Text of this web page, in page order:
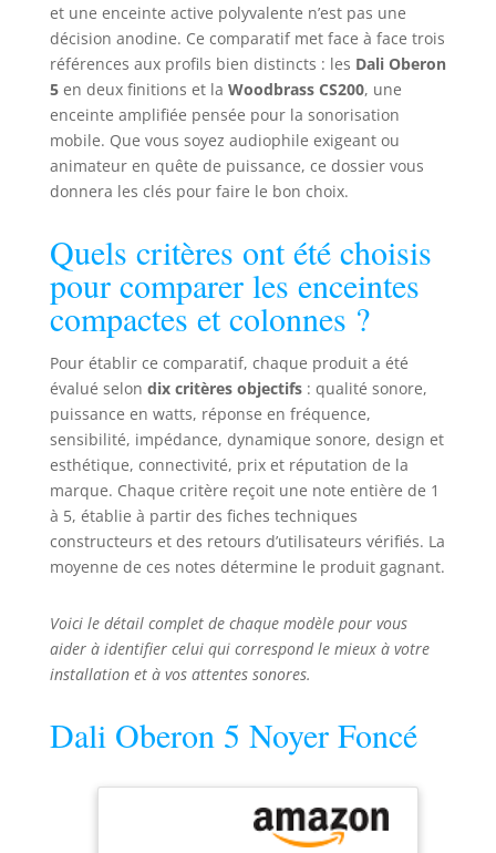
et une enceinte active polyvalente n’est pas une
décision anodine. Ce comparatif met face à face trois
références aux profils bien distincts : les Dali Oberon
5en deux finitions et la Woodbrass CS200, une
enceinte amplifiée pensée pour la sonorisation
mobile. Que vous soyez audiophile exigeant ou
animateur en quête de puissance, ce dossier vous
donnera les clés pour faire le bon choix.
Quels critères ont été choisis
pour comparer les enceintes
compactes et colonnes ?
Pour établir ce comparatif, chaque produit a été
évalué selon dix critères objectifs: qualité sonore,
puissance en watts, réponse en fréquence,
sensibilité, impédance, dynamique sonore, design et
esthétique, connectivité, prix et réputation de la
marque. Chaque critère reçoit une note entière de 1
à 5, établie à partir des fiches techniques
constructeurs et des retours d’utilisateurs vérifiés. La
moyenne de ces notes détermine le produit gagnant.
Voici le détail complet de chaque modèle pour vous
aider à identifier celui qui correspond le mieux à votre
installation et à vos attentes sonores.
Dali Oberon 5 Noyer Foncé